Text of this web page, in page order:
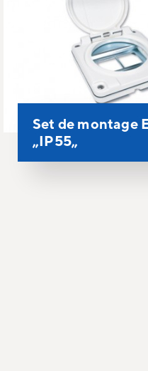
Set de montage
„IP55„